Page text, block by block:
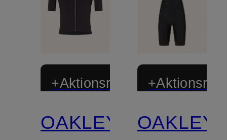
+Aktionsrabatt
Limitiert
OAKLEY
OAKLEY